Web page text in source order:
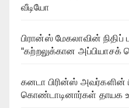
வீடியோ
பிரான்ஸ் மேகலாவின் நிதிப்
“கற்றலுக்கான
கனடா பிரின்ஸ்
கொண்டாடினார்கள் தாயக